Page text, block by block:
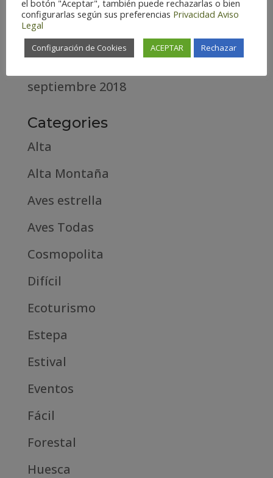
abril 2020
marzo 2020
febrero 2019
septiembre 2018
Categories
Alta
Alta Montaña
Aves estrella
Aves Todas
Cosmopolita
Difícil
Ecoturismo
Estepa
Estival
Eventos
Fácil
Forestal
Huesca
el botón "Aceptar", también puede rechazarlas o bien
configurarlas según sus preferencias Privacidad Aviso
Legal
Configuración de Cookies ACEPTAR Rechazar